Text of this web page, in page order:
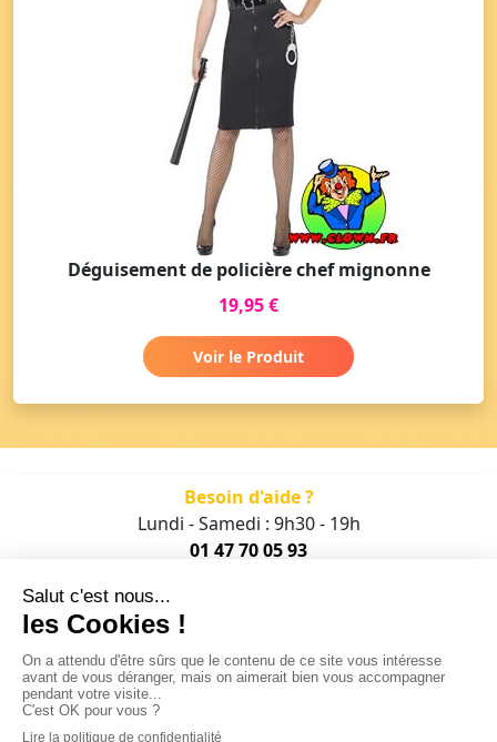
Déguisement de policière chef mignonne
19,95 €
Voir le Produit
Besoin d'aide ?
Lundi - Samedi : 9h30 - 19h
01 47 70 05 93